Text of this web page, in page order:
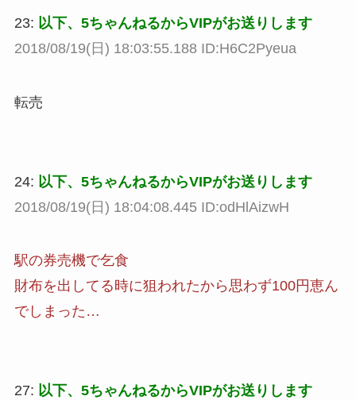
23: 以下、5ちゃんねるからVIPがお送りします
2018/08/19(日) 18:03:55.188 ID:H6C2Pyeua
転売
24: 以下、5ちゃんねるからVIPがお送りします
2018/08/19(日) 18:04:08.445 ID:odHlAizwH
駅の券売機で乞食
財布を出してる時に狙われたから思わず100円恵ん
でしまった…
27: 以下、5ちゃんねるからVIPがお送りします